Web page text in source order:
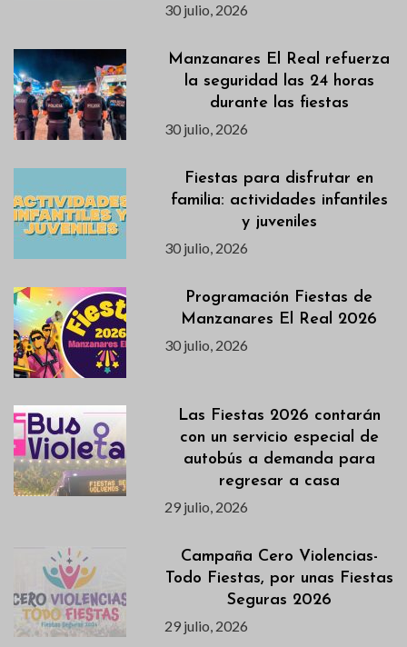
30 julio, 2026
Manzanares El Real refuerza
la seguridad las 24 horas
durante las fiestas
30 julio, 2026
Fiestas para disfrutar en
familia: actividades infantiles
y juveniles
30 julio, 2026
Programación Fiestas de
Manzanares El Real 2026
30 julio, 2026
Las Fiestas 2026 contarán
con un servicio especial de
autobús a demanda para
regresar a casa
29 julio, 2026
Campaña Cero Violencias-
Todo Fiestas, por unas Fiestas
Seguras 2026
29 julio, 2026